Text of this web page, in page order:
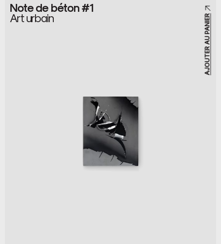
AJOUTER AU PANIER
Note de béton #1
Art urbain